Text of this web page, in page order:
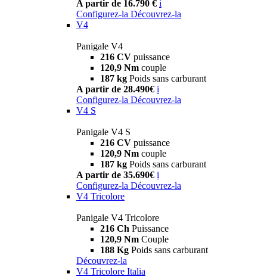
A partir de 16.790 € i
Configurez-la Découvrez-la
V4
Panigale V4
216 CV puissance
120,9 Nm couple
187 kg Poids sans carburant
A partir de 28.490€ i
Configurez-la Découvrez-la
V4 S
Panigale V4 S
216 CV puissance
120,9 Nm couple
187 kg Poids sans carburant
A partir de 35.690€ i
Configurez-la Découvrez-la
V4 Tricolore
Panigale V4 Tricolore
216 Ch Puissance
120,9 Nm Couple
188 Kg Poids sans carburant
Découvrez-la
V4 Tricolore Italia